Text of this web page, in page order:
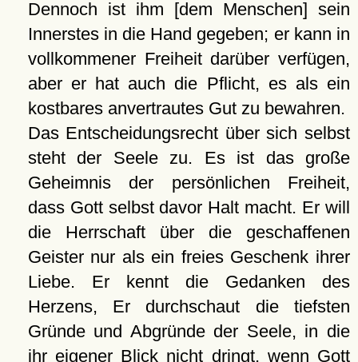
Dennoch ist ihm [dem Menschen] sein
Innerstes in die Hand gegeben; er kann in
vollkommener Freiheit darüber verfügen,
aber er hat auch die Pflicht, es als ein
kostbares anvertrautes Gut zu bewahren.
Das Entscheidungsrecht über sich selbst
steht der Seele zu. Es ist das große
Geheimnis der persönlichen Freiheit,
dass Gott selbst davor Halt macht. Er will
die Herrschaft über die geschaffenen
Geister nur als ein freies Geschenk ihrer
Liebe. Er kennt die Gedanken des
Herzens, Er durchschaut die tiefsten
Gründe und Abgründe der Seele, in die
ihr eigener Blick nicht dringt, wenn Gott